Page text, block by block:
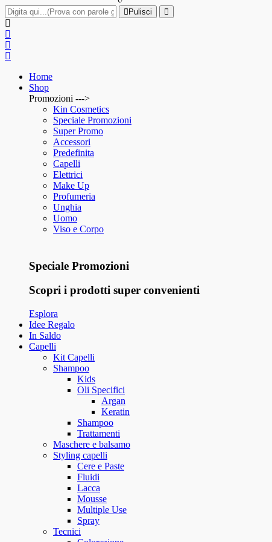
Pulisci
Home
Shop
Promozioni --->
Kin Cosmetics
Speciale Promozioni
Super Promo
Accessori
Predefinita
Capelli
Elettrici
Make Up
Profumeria
Unghia
Uomo
Viso e Corpo
Speciale Promozioni
Scopri i prodotti super convenienti
Esplora
Idee Regalo
In Saldo
Capelli
Kit Capelli
Shampoo
Kids
Oli Specifici
Argan
Keratin
Shampoo
Trattamenti
Maschere e balsamo
Styling capelli
Cere e Paste
Fluidi
Lacca
Mousse
Multiple Use
Spray
Tecnici